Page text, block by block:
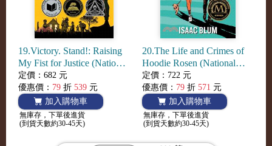
19.Victory. Stand!: Raising
My Fist for Justice (National
Book Awards Finalist)
定價：682 元
優惠價： 79 折 539 元
加入購物車
無庫存，下單後進貨
(到貨天數約30-45天)
20.The Life and Crimes of
Hoodie Rosen (National
Book Awards Longlist)
定價：722 元
優惠價： 79 折 571 元
加入購物車
無庫存，下單後進貨
(到貨天數約30-45天)